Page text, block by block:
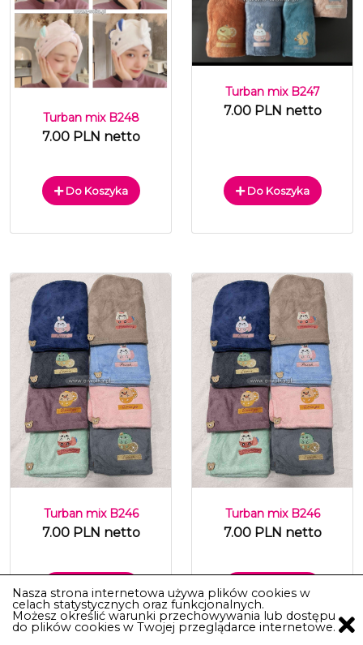
Turban mix B248
7.00 PLN netto
Do Koszyka
Turban mix B247
7.00 PLN netto
Do Koszyka
Turban mix B246
7.00 PLN netto
Do Koszyka
Turban mix B246
7.00 PLN netto
Do Koszyka
Nasza strona internetowa używa plików cookies w
celach statystycznych oraz funkcjonalnych.
Możesz określić warunki przechowywania lub dostępu
do plików cookies w Twojej przeglądarce internetowe.